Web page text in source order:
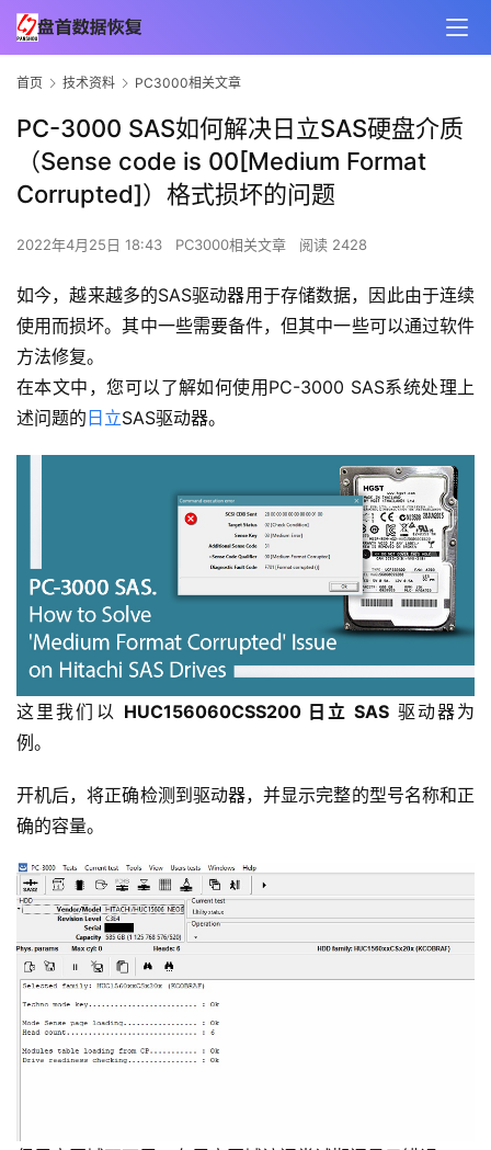
首页 技术资料 PC3000相关文章
PC-3000 SAS如何解决日立SAS硬盘介质
（Sense code is 00[Medium Format
Corrupted]）格式损坏的问题
2022年4月25日 18:43 PC3000相关文章 阅读 2428
如今，越来越多的SAS驱动器用于存储数据，因此由于连续
使用而损坏。其中一些需要备件，但其中一些可以通过软件
方法修复。
在本文中，您可以了解如何使用PC-3000 SAS系统处理上
述问题的 日立SAS驱动器。
这里我们以 HUC156060CSS200 日立 SAS 驱动器为
例。
开机后，将正确检测到驱动器，并显示完整的型号名称和正
确的容量。